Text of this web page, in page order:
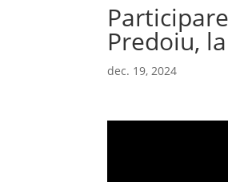
Predoiu,
dec. 19, 2024